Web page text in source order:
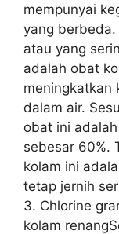
mempunyai
yang
atau yang
adalah obat
meningkatkan
dalam air.
obat ini
sebesar 60%.
kolam ini
tetap jernih
3. Chlorine
kolam